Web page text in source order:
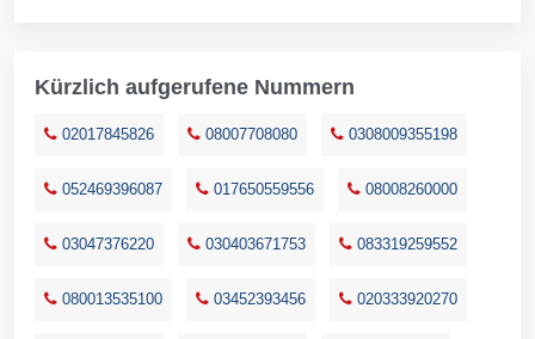
Kürzlich aufgerufene Nummern
02017845826 08007708080 0308009355198
052469396087 017650559556 08008260000
03047376220 030403671753 083319259552
080013535100 03452393456 020333920270